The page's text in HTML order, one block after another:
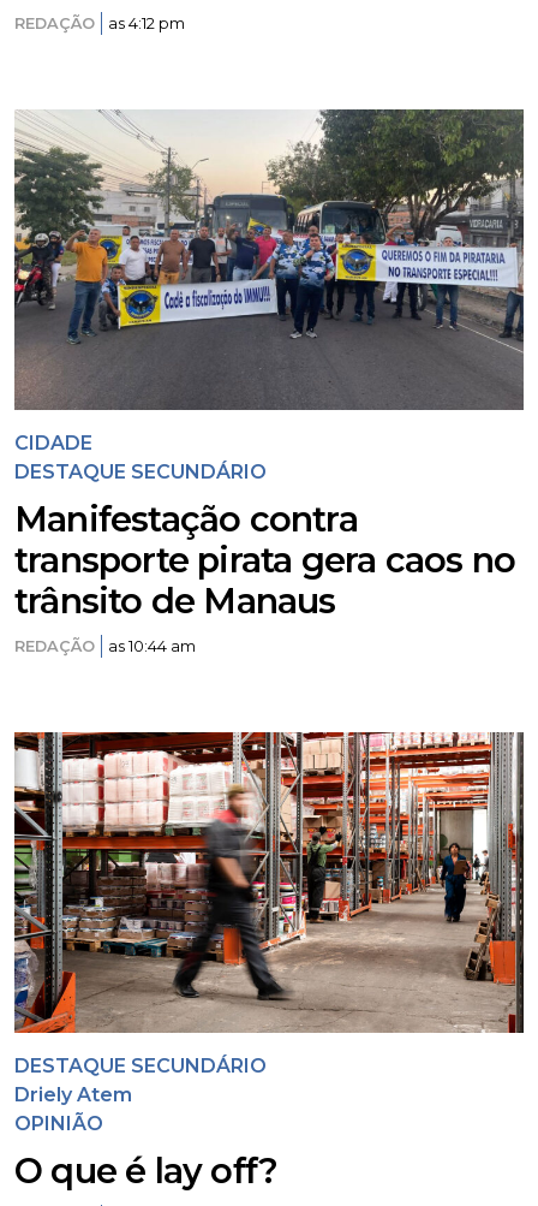
REDAÇÃO as 4:12 pm
CIDADE
DESTAQUE SECUNDÁRIO
Manifestação contra
transporte pirata gera caos no
trânsito de Manaus
REDAÇÃO as 10:44 am
DESTAQUE SECUNDÁRIO
Driely Atem
OPINIÃO
O que é lay off?